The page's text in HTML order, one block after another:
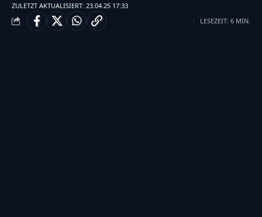
ZULETZT AKTUALISIERT: 23.04.25 17:33
LESEZEIT: 6 MIN.